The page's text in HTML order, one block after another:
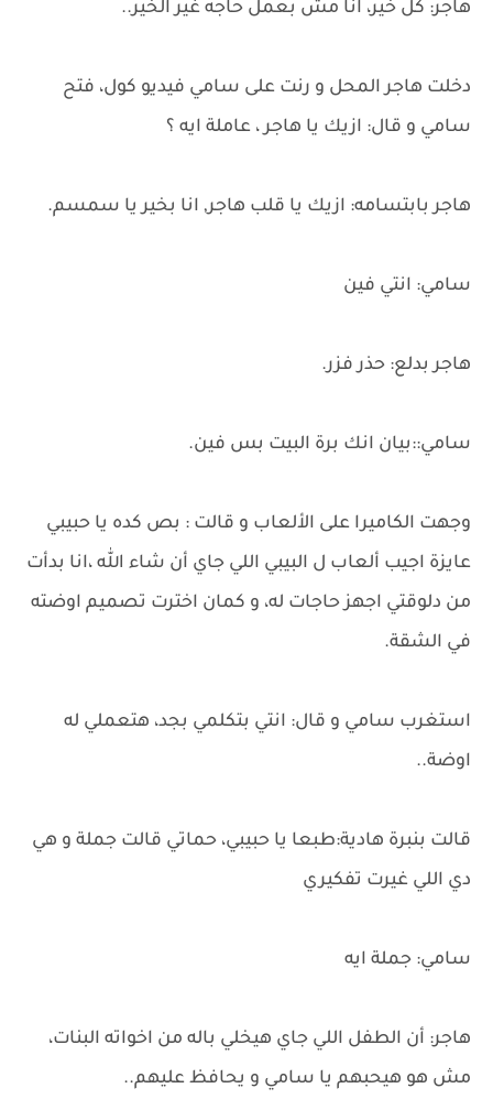
هاجر: كل خير، انا مش بعمل حاجه غير الخير..
دخلت هاجر المحل و رنت على سامي فيديو كول، فتح
سامي و قال: ازيك يا هاجر ، عاملة ايه ؟
هاجر بابتسامه: ازيك يا قلب هاجر, انا بخير يا سمسم.
سامي: انتي فين
هاجر بدلع: حذر فزر.
سامي::بيان انك برة البيت بس فين.
وجهت الكاميرا على الألعاب و قالت : بص كده يا حبيبي
عايزة اجيب ألعاب ل البيبي اللي جاي أن شاء الله ،انا بدأت
من دلوقتي اجهز حاجات له، و كمان اخترت تصميم اوضته
في الشقة.
استغرب سامي و قال: انتي بتكلمي بجد، هتعملي له
اوضة..
قالت بنبرة هادية:طبعا يا حبيبي، حماتي قالت جملة و هي
دي اللي غيرت تفكيري
سامي: جملة ايه
هاجر: أن الطفل اللي جاي هيخلي باله من اخواته البنات،
مش هو هيحبهم يا سامي و يحافظ عليهم..